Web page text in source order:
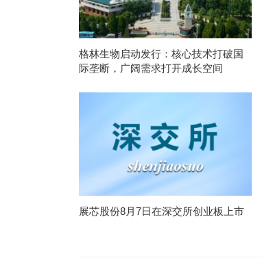
格林生物启动发行：核心技术打破国
际垄断，广阔需求打开成长空间
展芯股份8月7日在深交所创业板上市